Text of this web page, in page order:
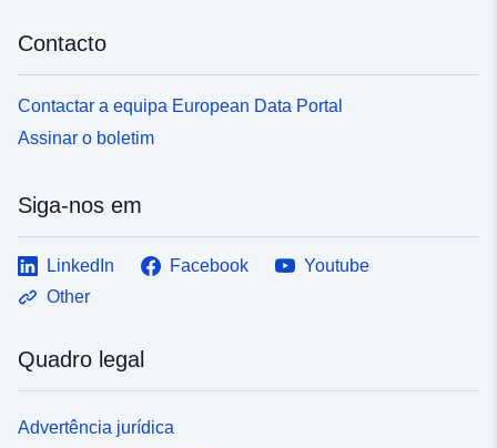
Contacto
Contactar a equipa European Data Portal
Assinar o boletim
Siga-nos em
LinkedIn Facebook
Youtube
Other
Quadro legal
Advertência jurídica